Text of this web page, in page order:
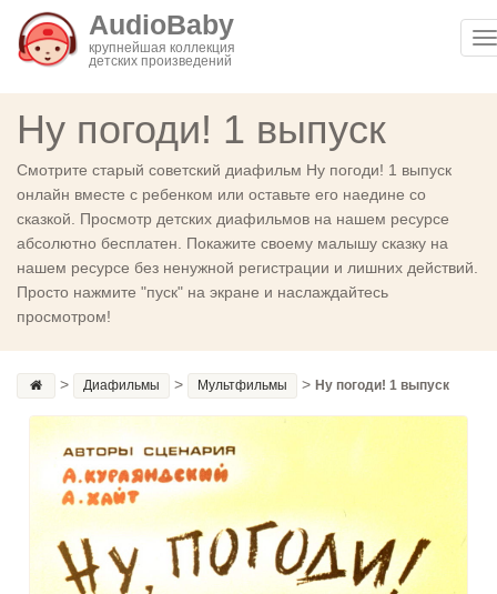
AudioBaby
крупнейшая коллекция
детских произведений
Ну погоди! 1 выпуск
Смотрите старый советский диафильм Ну погоди! 1 выпуск
онлайн вместе с ребенком или оставьте его наедине со
сказкой. Просмотр детских диафильмов на нашем ресурсе
абсолютно бесплатен. Покажите своему малышу сказку на
нашем ресурсе без ненужной регистрации и лишних действий.
Просто нажмите "пуск" на экране и наслаждайтесь
просмотром!
> Диафильмы > Мультфильмы > Ну погоди! 1 выпуск